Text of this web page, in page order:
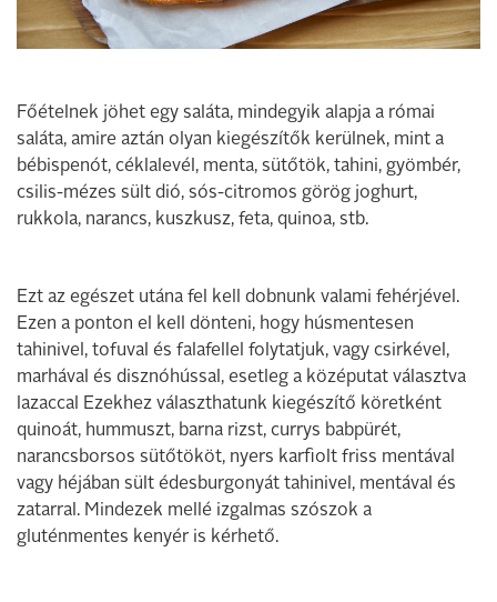
Főételnek jöhet egy saláta, mindegyik alapja a római
saláta, amire aztán olyan kiegészítők kerülnek, mint a
bébispenót, céklalevél, menta, sütőtök, tahini, gyömbér,
csilis-mézes sült dió, sós-citromos görög joghurt,
rukkola, narancs, kuszkusz, feta, quinoa, stb.
Ezt az egészet utána fel kell dobnunk valami fehérjével.
Ezen a ponton el kell dönteni, hogy húsmentesen
tahinivel, tofuval és falafellel folytatjuk, vagy csirkével,
marhával és disznóhússal, esetleg a középutat választva
lazaccal Ezekhez választhatunk kiegészítő köretként
quinoát, hummuszt, barna rizst, currys babpürét,
narancsborsos sütőtököt, nyers karfiolt friss mentával
vagy héjában sült édesburgonyát tahinivel, mentával és
zatarral. Mindezek mellé izgalmas szószok a
gluténmentes kenyér is kérhető.